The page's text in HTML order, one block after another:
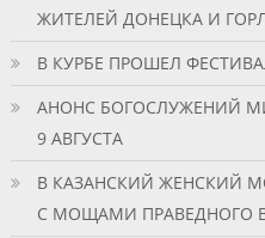
ЖИТЕЛЕЙ ДОНЕЦКА И
В КУРБЕ ПРОШЕЛ
АНОНС БОГОСЛУЖЕНИЙ
9 АВГУСТА
В КАЗАНСКИЙ ЖЕНСКИЙ
С МОЩАМИ ПРАВЕДНОГО